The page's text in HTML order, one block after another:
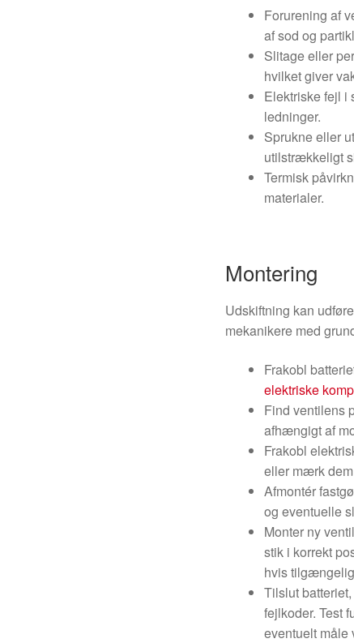
Forurening af
af sod og
Slitage eller
hvilket giver
Elektriske fejl i
ledninger.
Sprukne eller
utilstrækkeligt
Termisk
materialer.
Montering
Udskiftning kan
mekanikere med
Frakobl
elektriske
Find ventilens
afhængigt af
Frakobl
eller mærk
Afmontér
og eventuelle
Monter ny
stik i korrekt
hvis
Tilslut
fejlkoder. Test
eventuelt måle